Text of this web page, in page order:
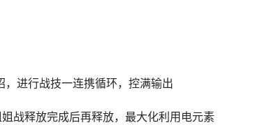
进行战技一连携循环，控满输出
战释放完成后再释放，最大化利用电元素